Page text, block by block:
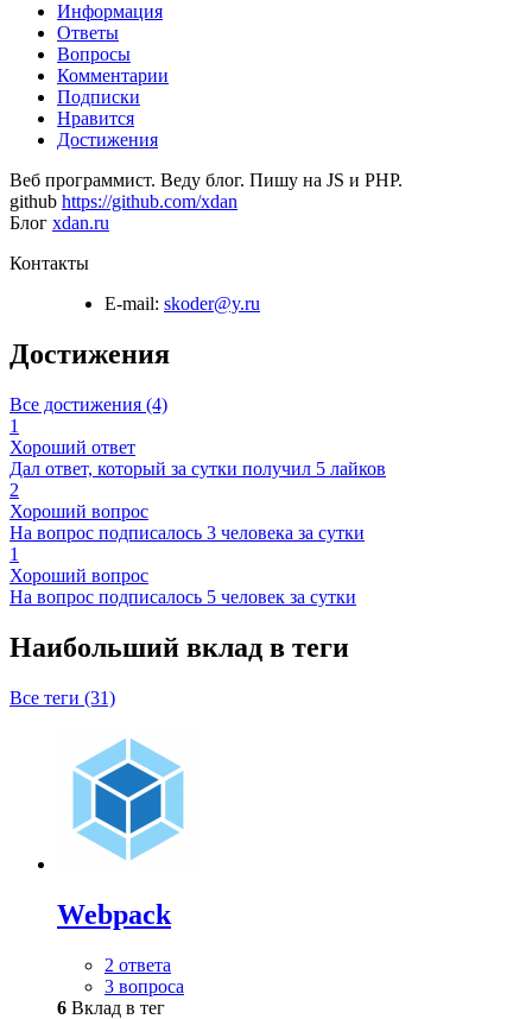
Информация
Ответы
Вопросы
Комментарии
Подписки
Нравится
Достижения
Веб программист. Веду блог. Пишу на JS и PHP.
github https://github.com/xdan
Блог xdan.ru
Контакты
E-mail: skoder@y.ru
Достижения
Все достижения (4)
1
Хороший ответ
Дал ответ, который за сутки получил 5 лайков
2
Хороший вопрос
На вопрос подписалось 3 человека за сутки
1
Хороший вопрос
На вопрос подписалось 5 человек за сутки
Наибольший вклад в теги
Все теги (31)
Webpack
2 ответа
3 вопроса
6 Вклад в тег